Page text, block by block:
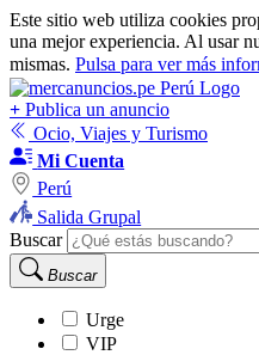
Este sitio web utiliza cookies
una mejor experiencia. Al usar
mismas. Pulsa para ver más
+ Publica un anuncio
Ocio, Viajes y Turismo
Mi Cuenta
Perú
Salida Grupal
Buscar
Buscar
Urge
VIP